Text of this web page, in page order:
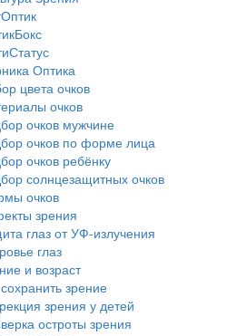
Оптика
цвета очков
очков
очков мужчине
очков по форме лица
очков ребёнку
солнцезащитных очков
очков
зрения
глаз от УФ-излучения
глаз
и возраст
сохранить зрение
зрения у детей
остроты зрения